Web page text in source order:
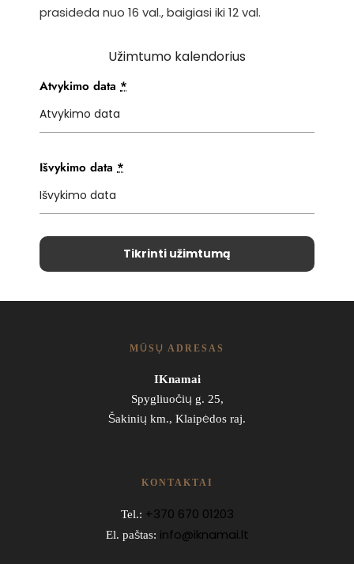
prasideda nuo 16 val., baigiasi iki 12 val.
Užimtumo kalendorius
Atvykimo data *
Išvykimo data *
MŪSŲ ADRESAS
IKnamai
Spygliuočių g. 25,
Šakinių km., Klaipėdos raj.
KONTAKTAI
Tel.: +370 670 01203
El. paštas: info@iknamai.lt